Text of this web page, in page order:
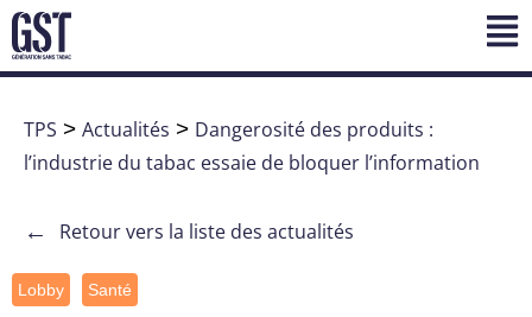
TPS > Actualités > Dangerosité des produits :
l’industrie du tabac essaie de bloquer l’information
← Retour vers la liste des actualités
Lobby Santé